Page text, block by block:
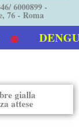
6000899 -
76 - Roma
gialla
attese